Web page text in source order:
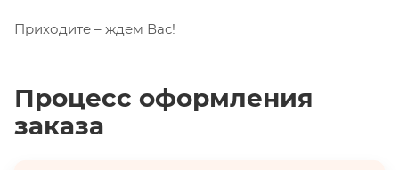
Приходите – ждем Вас!
Процесс оформления
заказа